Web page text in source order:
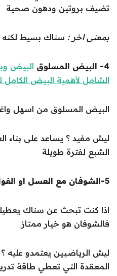
تضيف بروتين ودهون صحية
بمعنى اخر : سناك بسيط
4- البيض المسلوق
البيض
الشامل لأهمية البيض الكامل
البيض المسلوق من اسهل
ليش مفيد ؟ يساعد على
الشبع لفترة طويلة
5-الشوفان مع العسل او الفواكة
اذا كنت تبحث عن سناك
فالشوفان هو خيار ممتاز
ليش الرياضيين يعتمدو عليه ؟
المعقدة التي تعطي طاقة